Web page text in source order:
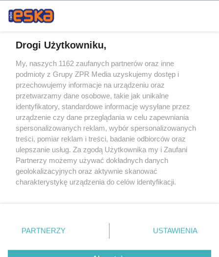
Żaden utwór zamieszczony w serwisie nie może być powielany i
rozpowszechniany lub dalej rozpowszechniany w jakikolwiek sposób (w
tym także elektroniczny lub mechaniczny) na jakimkolwiek polu
eksploatacji w jakiejkolwiek formie, włącznie z umieszczaniem w
Internecie bez pisemnej zgody właściciela praw. Jakiekolwiek użycie lub
wykorzystanie utworów w całości lub w części z naruszeniem prawa,
tzn. bez właściwej zgody, jest zabronione pod groźbą kary i może być
ścigane prawnie.
© 2026 Grupa ZPR Media
Drogi Użytkowniku,
My, naszych 1162 zaufanych partnerów oraz inne
podmioty z Grupy ZPR Media uzyskujemy dostęp i
przechowujemy informacje na urządzeniu oraz
przetwarzamy dane osobowe, takie jak unikalne
identyfikatory, standardowe informacje wysyłane przez
urządzenie czy dane przeglądania w celu zapewniania
spersonalizowanych reklam, wybór spersonalizowanych
treści, pomiar reklam i treści, badanie odbiorców oraz
ulepszanie usług. Za zgodą Użytkownika my i Zaufani
Partnerzy możemy używać dokładnych danych
geolokalizacyjnych oraz aktywnie skanować
charakterystykę urządzenia do celów identyfikacji.
zmienić/wycofać klikając przycisk ustawień prywatności
znajdujący się w lewym dolnym rogu strony
rodzaje przetwarzania danych nie wymagają zgody
PARTNERZY USTAWIENIA